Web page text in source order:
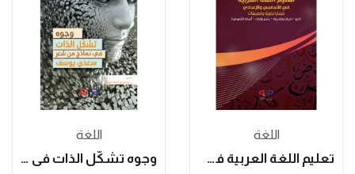
اللغة
وجوه تشكّل الذات في نماذج من شعر سعدي يوسف
اللغة
تعليم اللغة العربية في الأساسي والإعدادي: قضايا...